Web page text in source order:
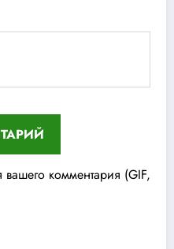
комментария (GIF,